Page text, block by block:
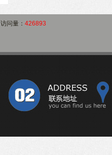
访问量： 426893